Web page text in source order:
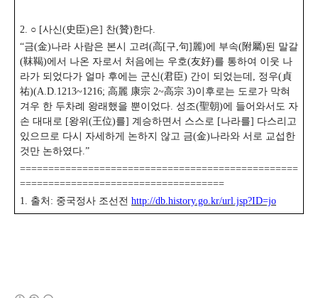
2. ○ [사신(史臣)은] 찬(贊)한다.
“금(金)나라 사람은 본시 고려(高[구,句]麗)에 부속(附屬)된 말갈
(靺鞨)에서 나온 자로서 처음에는 우호(友好)를 통하여 이웃 나
라가 되었다가 얼마 후에는 군신(君臣) 간이 되었는데, 정우(貞
祐)(A.D.1213~1216; 高麗 康宗 2~高宗 3)이후로는 도로가 막혀
겨우 한 두차례 왕래했을 뿐이었다. 성조(聖朝)에 들어와서도 자
손 대대로 [왕위(王位)를] 계승하면서 스스로 [나라를] 다스리고
있으므로 다시 자세하게 논하지 않고 금(金)나라와 서로 교섭한
것만 논하였다.”
=================================================
====================================
1. 출처: 중국정사 조선전 http://db.history.go.kr/url.jsp?ID=jo